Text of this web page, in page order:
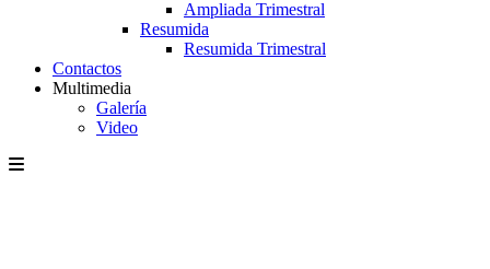
Ampliada Trimestral
Resumida
Resumida Trimestral
Contactos
Multimedia
Galería
Video